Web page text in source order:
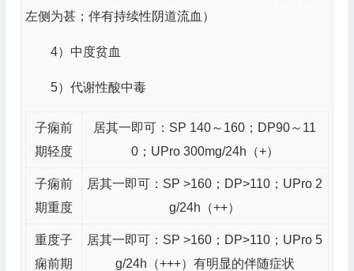
左侧为甚；伴有持续性阴道流血）
4）中度贫血
5）代谢性酸中毒
子痫前
期轻度
居其一即可：SP 140～160；DP90～11
0；UPro 300mg/24h（+）
子痫前
期重度
居其一即可：SP >160；DP>110；UPro 2
g/24h（++）
重度子
痫前期
居其一即可：SP >160；DP>110；UPro 5
g/24h（+++）有明显的伴随症状